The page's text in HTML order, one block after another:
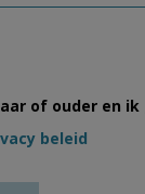
of ouder en
beleid